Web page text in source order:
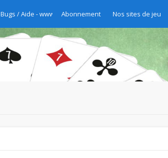
Abonnement Nos sites de jeu
Bugs / Aide - www.chibre.ch et www.yass.ch Version 2020